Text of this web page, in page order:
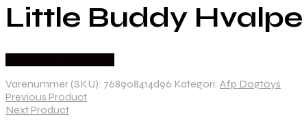
Little Buddy
Varenummer (SKU): 768908414d96 Kategori: Afp Dogtoys
Previous Product
Next Product